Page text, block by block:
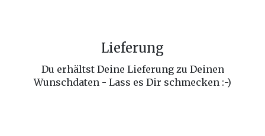
Lieferung
Du erhältst Deine Lieferung zu Deinen
Wunschdaten - Lass es Dir schmecken :-)